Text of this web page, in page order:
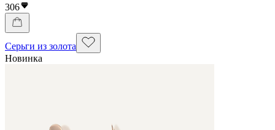
306
Серьги из золота
Новинка